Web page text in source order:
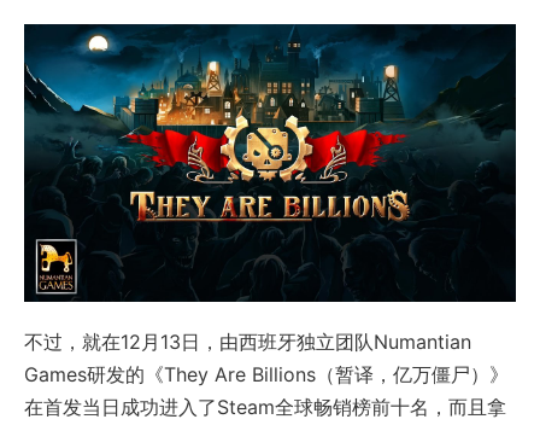
不过，就在12月13日，由西班牙独立团队Numantian
Games研发的《They Are Billions（暂译，亿万僵尸）》
在首发当日成功进入了Steam全球畅销榜前十名，而且拿